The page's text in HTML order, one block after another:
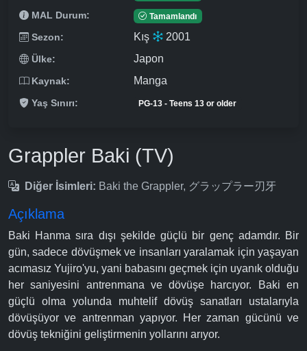
MAL Durum: Tamamlandı
Sezon: Kış 2001
Ülke: Japon
Kaynak: Manga
Yaş Sınırı: PG-13 - Teens 13 or older
Grappler Baki (TV)
Diğer İsimleri: Baki the Grappler, グラップラー刃牙
Açıklama
Baki Hanma sıra dışı şekilde güçlü bir genç adamdır. Bir
gün, sadece dövüşmek ve insanları yaralamak için yaşayan
acımasız Yujiro'yu, yani babasını geçmek için uyanık olduğu
her saniyesini antrenmana ve dövüşe harcıyor. Baki en
güçlü olma yolunda muhtelif dövüş sanatları ustalarıyla
dövüşüyor ve antrenman yapıyor. Her zaman gücünü ve
dövüş tekniğini geliştirmenin yollarını arıyor.